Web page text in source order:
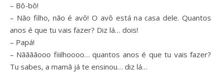
– Bô-bô!
– Não filho, não é avô! O avô está na casa dele. Quantos
anos é que tu vais fazer? Diz lá… dois!
– Papá!
– Nããããooo fiiilhoooo… quantos anos é que tu vais fazer?
Tu sabes, a mamã já te ensinou… diz lá…